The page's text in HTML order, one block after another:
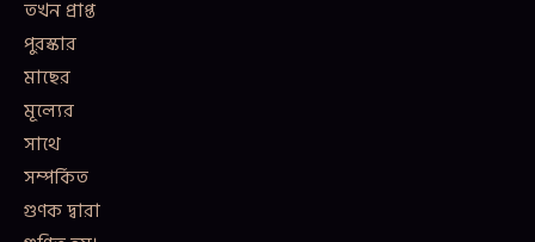
তখন প্রাপ্ত
পুরস্কার
মাছের
মূল্যের
সাথে
সম্পর্কিত
গুণক দ্বারা